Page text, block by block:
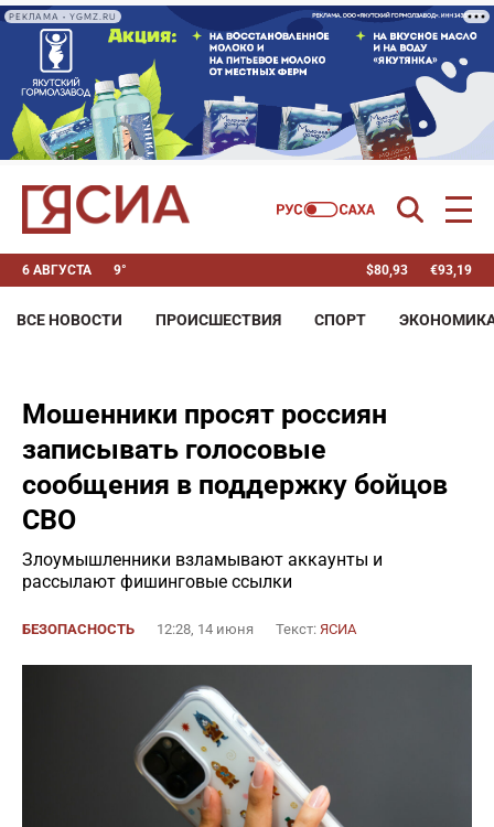
РЕКЛАМА • YGMZ.RU
6 АВГУСТА 9° $80,93 €93,19
ВСЕ НОВОСТИ ПРОИСШЕСТВИЯ СПОРТ
Мошенники просят россиян
записывать голосовые
сообщения в поддержку бойцов
СВО
Злоумышленники взламывают аккаунты и
рассылают фишинговые ссылки
БЕЗОПАСНОСТЬ 12:28, 14 июня Текст: ЯСИА